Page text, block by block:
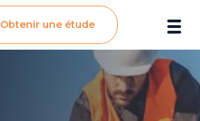
Obtenir une étude